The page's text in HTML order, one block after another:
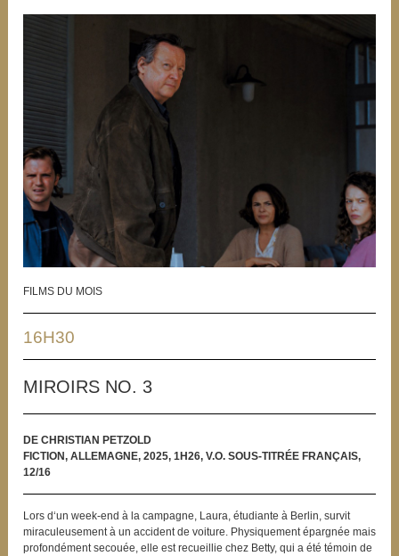
FILMS DU MOIS
16H30
MIROIRS NO. 3
DE CHRISTIAN PETZOLD
FICTION, ALLEMAGNE, 2025, 1H26, V.O. SOUS-TITRÉE FRANÇAIS,
12/16
Lors d‘un week-end à la campagne, Laura, étudiante à Berlin, survit
miraculeusement à un accident de voiture. Physiquement épargnée mais
profondément secouée, elle est recueillie chez Betty, qui a été témoin de